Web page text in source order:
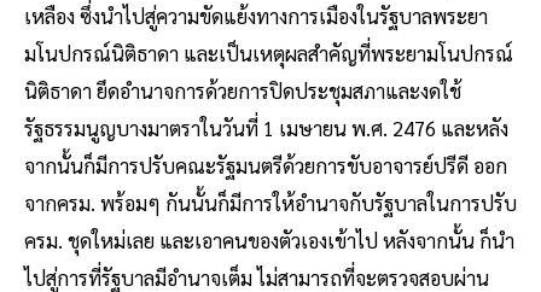
เหลือง ซึ่งนำไปสู่ความขัดแย้งทางการเมืองในรัฐบาลพระยา
มโนปกรณ์นิติธาดา และเป็นเหตุผลสำคัญที่พระยามโนปกรณ์
นิติธาดา ยึดอำนาจการด้วยการปิดประชุมสภาและงดใช้
รัฐธรรมนูญบางมาตราในวันที่ 1 เมษายน พ.ศ. 2476 และหลัง
จากนั้นก็มีการปรับคณะรัฐมนตรีด้วยการขับอาจารย์ปรีดี ออก
จากครม. พร้อมๆ กันนั้นก็มีการให้อำนาจกับรัฐบาลในการปรับ
ครม. ชุดใหม่เลย และเอาคนของตัวเองเข้าไป หลังจากนั้น ก็นำ
ไปสู่การที่รัฐบาลมีอำนาจเต็ม ไม่สามารถที่จะตรวจสอบผ่าน